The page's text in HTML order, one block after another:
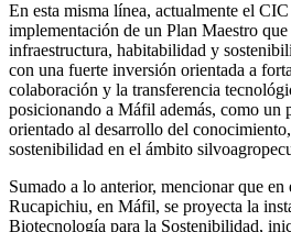
En esta misma línea, actualmente el
implementación de un Plan Maestro
infraestructura, habitabilidad y
con una fuerte inversión orientada a
colaboración y la transferencia
posicionando a Máfil además, como un
orientado al desarrollo del
sostenibilidad en el ámbito
Sumado a lo anterior, mencionar que
Rucapichiu, en Máfil, se proyecta la
Biotecnología para la Sostenibilidad,